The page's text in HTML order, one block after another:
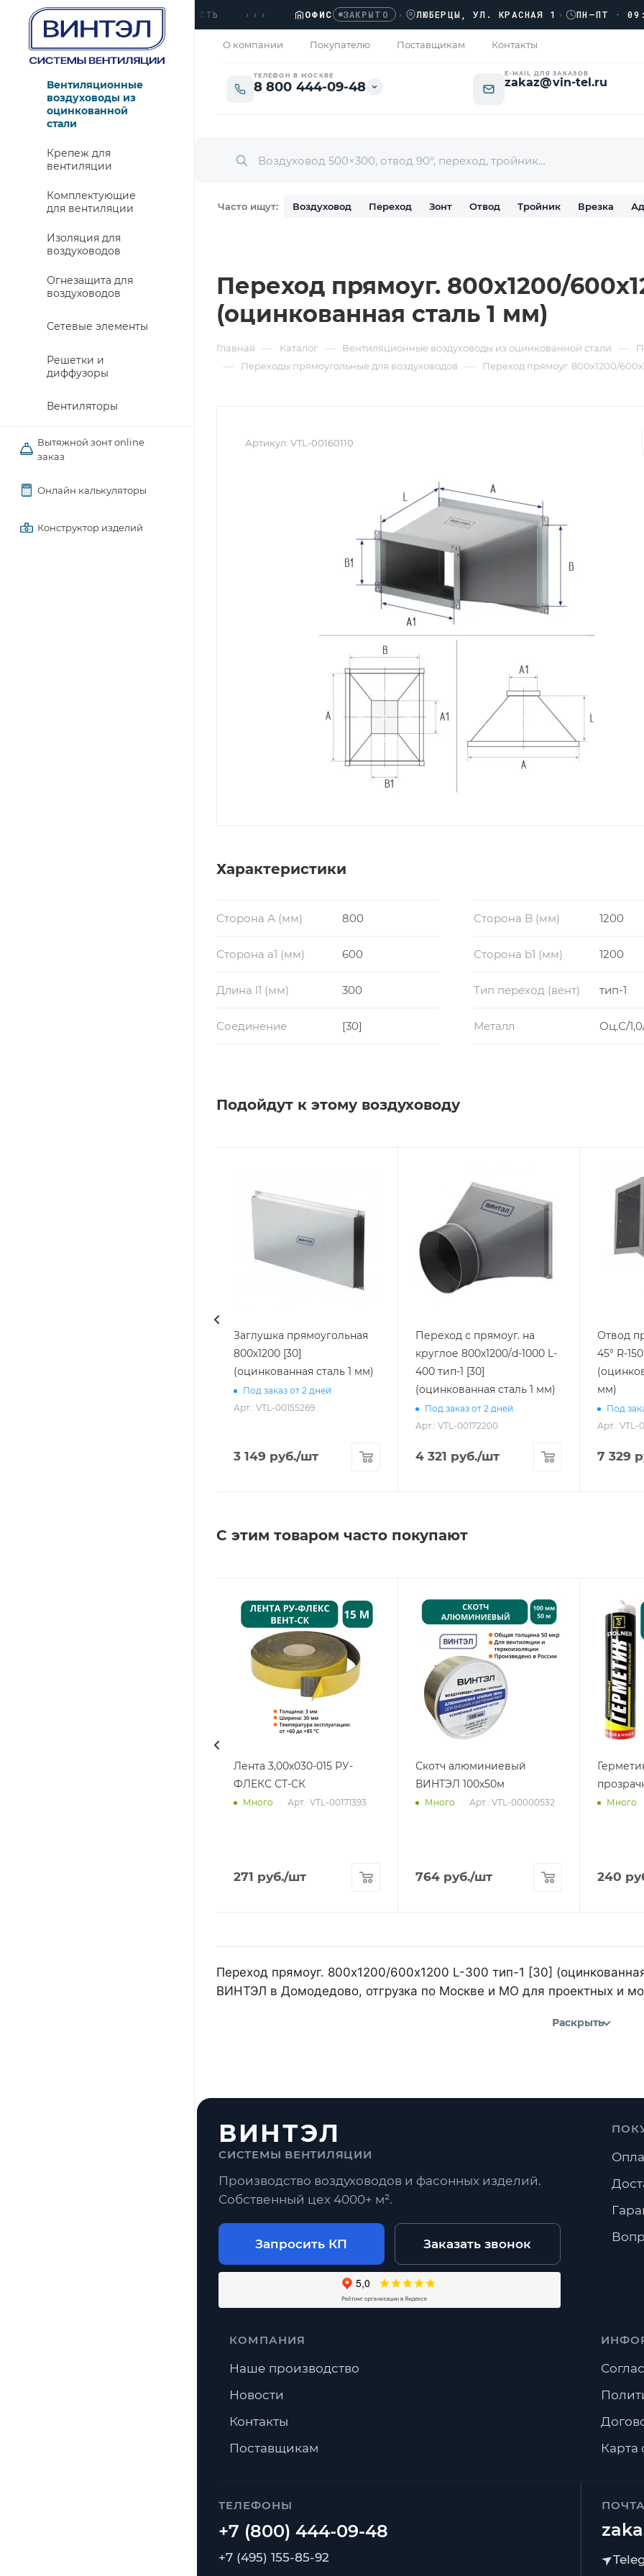
ДОСТАВКА МОСКВА И ОБЛАСТЬ ››› ОФИС ЗАКРЫТО › ЛЮБЕРЦЫ, УЛ. КРАСНАЯ 1› ПН–ПТ · 09:00
О компании Покупателю Поставщикам Контакты
ТЕЛЕФОН В МОСКВЕ
8 800 444-09-48
E-MAIL ДЛЯ ЗАКАЗОВ
zakaz@vin-tel.ru
Часто ищут: Воздуховод Переход Зонт Отвод Тройник Врезка
Вентиляционные
воздуховоды из
оцинкованной
стали
Крепеж для
вентиляции
Комплектующие
для вентиляции
Изоляция для
воздуховодов
Огнезащита для
воздуховодов
Сетевые элементы
Решетки и
диффузоры
Вентиляторы
Вытяжной зонт online
заказ
Онлайн калькуляторы
Конструктор изделий
Переход прямоуг. 800х1200/
(оцинкованная сталь 1 мм)
Главная — Каталог — Вентиляционные воздуховоды из оцинкованной стали —
— Переходы прямоугольные для воздуховодов — Переход прямоуг. 800х1200/
Артикул: VTL-00160110
Характеристики
Сторона А (мм) 800 Сторона B (мм) 1200
Сторона a1 (мм) 600 Сторона b1 (мм) 1200
Длина l1 (мм) 300 Тип переход (вент) тип-1
Соединение [30] Металл Оц.С/
Подойдут к этому воздуховоду
Заглушка прямоугольная
800х1200 [30]
(оцинкованная сталь 1 мм)
Под заказ от 2 дней
Арт.: VTL-00155269
3 149 руб./шт
Переход с прямоуг. на
круглое 800х1200/d-1000 L-
400 тип-1 [30]
(оцинкованная сталь 1 мм)
Под заказ от 2 дней
Арт.: VTL-00172200
4 321 руб./шт
Отвод
45° R-
мм)
Под
Арт.: VTL-
7 329
С этим товаром часто покупают
Лента 3,00х030-015 РУ-
ФЛЕКС СТ-СК
Много Арт.: VTL-00171393
271 руб./шт
Скотч алюминиевый
ВИНТЭЛ 100х50м
Много Арт.: VTL-00000532
764 руб./шт
Много
240
Переход прямоуг. 800х1200/600х1200 L-300 тип-1 [30]
ВИНТЭЛ в Домодедово, отгрузка по Москве и МО для проектных и
Раскрыть
ВИНТЭЛ
СИСТЕМЫ ВЕНТИЛЯЦИИ
Производство воздуховодов и фасонных изделий.
Собственный цех 4000+ м².
Запросить КП Заказать звонок
ТЕЛЕФОНЫ
+7 (495) 155-85-92
КОМПАНИЯ
Наше производство
Новости
Контакты
Поставщикам
Карта